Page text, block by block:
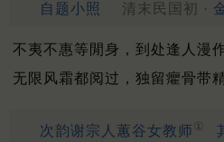
自题小照 清末民国初 ·
不夷不惠等閒身，到处逢人漫作
无限风霜都阅过，独留癯骨带精
次韵谢宗人蕙谷女教师 ①